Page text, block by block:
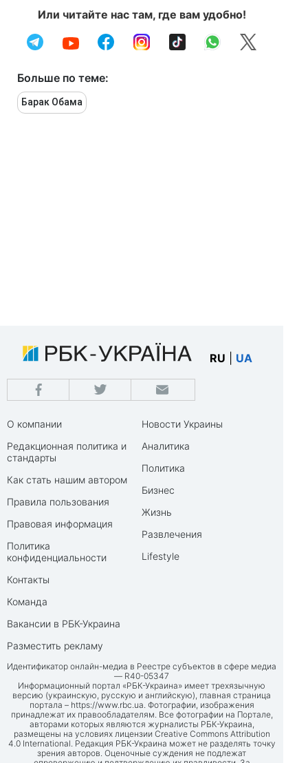
Или читайте нас там, где вам удобно!
Больше по теме:
Барак Обама
RU UA
О компании
Редакционная политика и
стандарты
Как стать нашим автором
Правила пользования
Правовая информация
Политика
конфиденциальности
Контакты
Команда
Вакансии в РБК-Украина
Разместить рекламу
Новости Украины
Аналитика
Политика
Бизнес
Жизнь
Развлечения
Lifestyle
Идентификатор онлайн-медиа в Реестре субъектов в сфере медиа
— R40-05347
Информационный портал «РБК-Украина» имеет трехязычную
версию (украинскую, русскую и английскую), главная страница
портала – https://www.rbc.ua. Фотографии, изображения
принадлежат их правообладателям. Все фотографии на Портале,
авторами которых являются журналисты РБК-Украина,
размещены на условиях лицензии Creative Commons Attribution
4.0 International. Редакция РБК-Украина может не разделять точку
зрения авторов. Оценочные суждения не подлежат